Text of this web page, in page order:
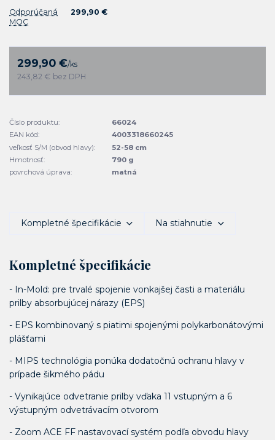
Odporúčaná
MOC
299,90 €
299,90 €/ks
243,82 € bez DPH
Číslo produktu:
66024
EAN kód:
4003318660245
veľkosť S/M (obvod hlavy):
52-58 cm
Hmotnosť:
790 g
povrchová úprava:
matná
Kompletné špecifikácie Na stiahnutie
Kompletné špecifikácie
- In-Mold: pre trvalé spojenie vonkajšej časti a materiálu
prilby absorbujúcej nárazy (EPS)
- EPS kombinovaný s piatimi spojenými polykarbonátovými
plášťami
- MIPS technológia ponúka dodatočnú ochranu hlavy v
prípade šikmého pádu
- Vynikajúce odvetranie prilby vďaka 11 vstupným a 6
výstupným odvetrávacím otvorom
- Zoom ACE FF nastavovací systém podľa obvodu hlavy